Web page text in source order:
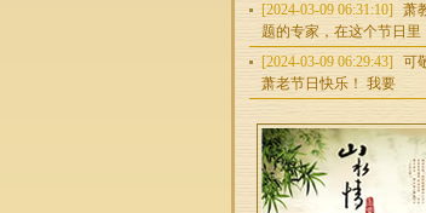
[2024-03-09 06:31:10]
萧
题的专家，在这个节日里
[2024-03-09 06:29:43]
可
萧老节日快乐！ 我要